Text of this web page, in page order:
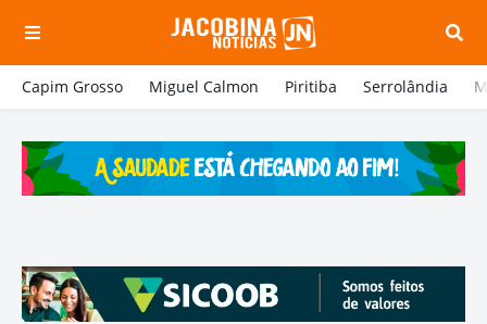
Capim Grosso Miguel Calmon Piritiba Serrolândia